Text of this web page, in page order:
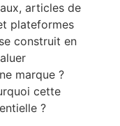
articles de
plateformes
construit en
marque ?
cette
?